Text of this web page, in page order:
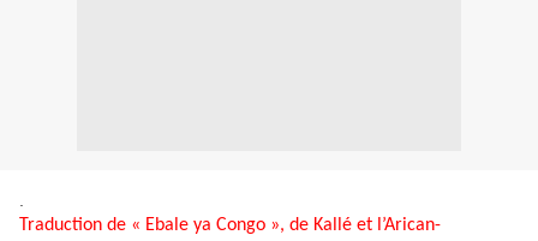
Traduction de « Ebale ya Congo », de Kallé et l’Arican-